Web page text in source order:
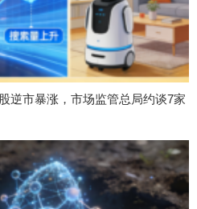
逆市暴涨，市场监管总局约谈7家